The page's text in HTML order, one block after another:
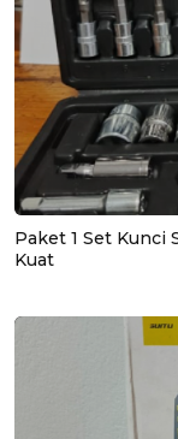
Paket 1 Set Kunci
Kuat